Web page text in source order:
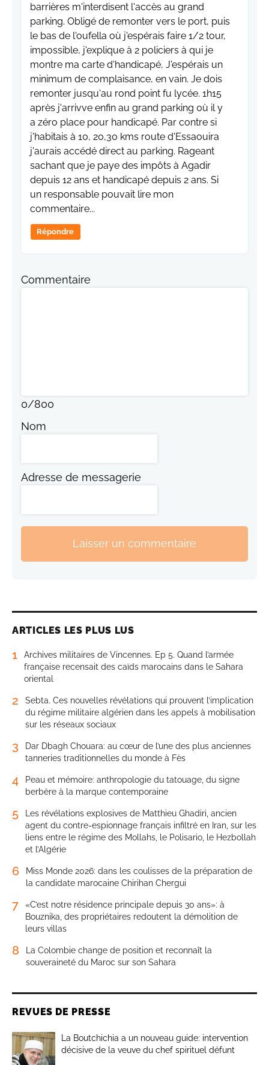
barrières m'interdisent l'accès au grand
parking. Obligé de remonter vers le port, puis
le bas de l'oufella où j'espérais faire 1/2 tour,
impossible, j'explique à 2 policiers à qui je
montre ma carte d'handicapé, J'espérais un
minimum de complaisance, en vain. Je dois
remonter jusqu'au rond point fu lycée. 1h15
après j'arrivve enfin au grand parking 0ù il y
a zéro place pour handicapé. Par contre si
j'habitais à 10, 20,30 kms route d'Essaouira
j'aurais accédé direct au parking. Rageant
sachant que je paye des impôts à Agadir
depuis 12 ans et handicapé depuis 2 ans. Si
un responsable pouvait lire mon
commentaire...
Répondre
Commentaire
0/800
Nom
Adresse de messagerie
Laisser un commentaire
ARTICLES LES PLUS LUS
1
Archives militaires de Vincennes. Ep 5. Quand l’armée
française recensait des caïds marocains dans le Sahara
oriental
2
Sebta. Ces nouvelles révélations qui prouvent l’implication
du régime militaire algérien dans les appels à mobilisation
sur les réseaux sociaux
3
Dar Dbagh Chouara: au cœur de l’une des plus anciennes
tanneries traditionnelles du monde à Fès
4
Peau et mémoire: anthropologie du tatouage, du signe
berbère à la marque contemporaine
5
Les révélations explosives de Matthieu Ghadiri, ancien
agent du contre-espionnage français infiltré en Iran, sur les
liens entre le régime des Mollahs, le Polisario, le Hezbollah
et l’Algérie
6
Miss Monde 2026: dans les coulisses de la préparation de
la candidate marocaine Chirihan Chergui
7
«C’est notre résidence principale depuis 30 ans»: à
Bouznika, des propriétaires redoutent la démolition de
leurs villas
8
La Colombie change de position et reconnaît la
souveraineté du Maroc sur son Sahara
REVUES DE PRESSE
La Boutchichia a un nouveau guide: intervention
décisive de la veuve du chef spirituel défunt